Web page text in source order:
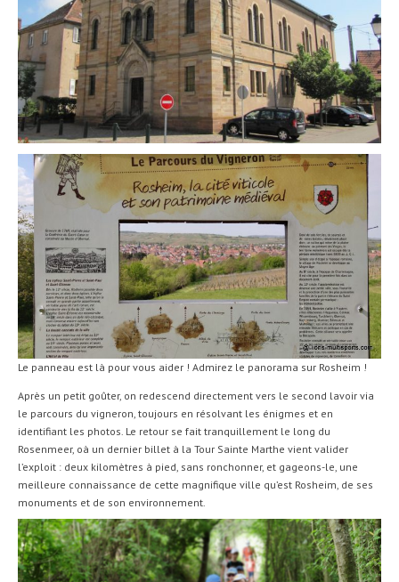
Le panneau est là pour vous aider ! Admirez le panorama sur Rosheim !
Après un petit goûter, on redescend directement vers le second lavoir via
le parcours du vigneron, toujours en résolvant les énigmes et en
identifiant les photos. Le retour se fait tranquillement le long du
Rosenmeer, oà un dernier billet à la Tour Sainte Marthe vient valider
l’exploit : deux kilomètres à pied, sans ronchonner, et gageons-le, une
meilleure connaissance de cette magnifique ville qu’est Rosheim, de ses
monuments et de son environnement.